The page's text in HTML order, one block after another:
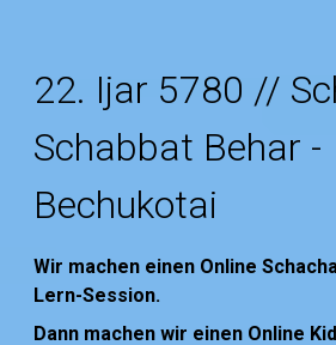
22. Ijar 5780 //
Schabbat Behar -
Bechukotai
Wir machen einen Online
Lern-Session.
Dann machen wir einen Online